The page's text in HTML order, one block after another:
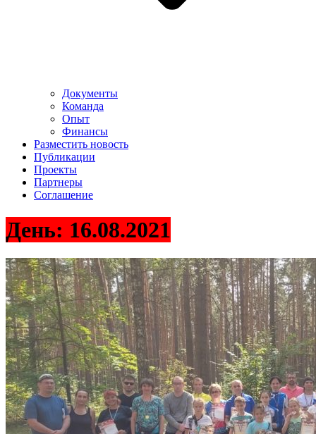
Документы
Команда
Опыт
Финансы
Разместить новость
Публикации
Проекты
Партнеры
Соглашение
День: 16.08.2021